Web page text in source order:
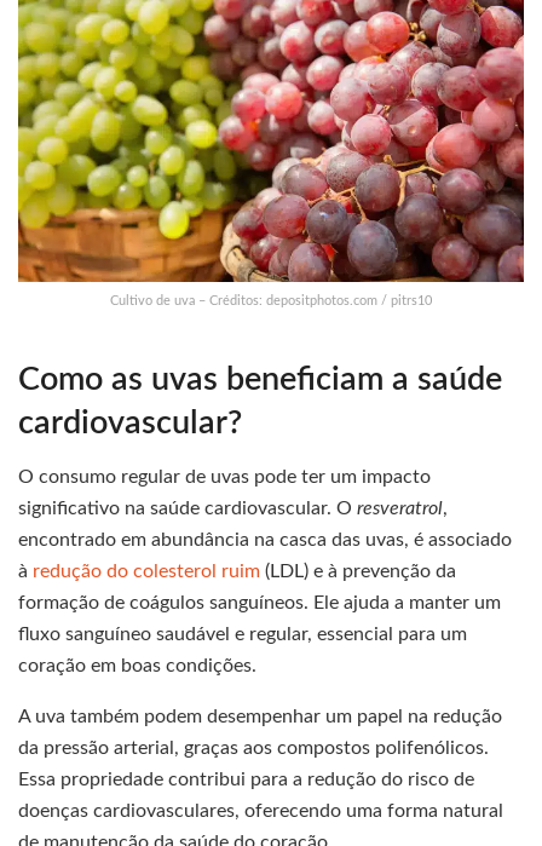
Cultivo de uva – Créditos: depositphotos.com / pitrs10
Como as uvas beneficiam a saúde
cardiovascular?
O consumo regular de uvas pode ter um impacto
significativo na saúde cardiovascular. O resveratrol,
encontrado em abundância na casca das uvas, é associado
à redução do colesterol ruim (LDL) e à prevenção da
formação de coágulos sanguíneos. Ele ajuda a manter um
fluxo sanguíneo saudável e regular, essencial para um
coração em boas condições.
A uva também podem desempenhar um papel na redução
da pressão arterial, graças aos compostos polifenólicos.
Essa propriedade contribui para a redução do risco de
doenças cardiovasculares, oferecendo uma forma natural